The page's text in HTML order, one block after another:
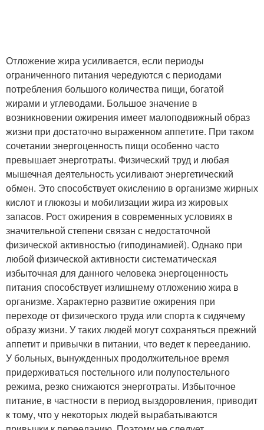
Отложение жира усиливается, если периоды
ограниченного питания чередуются с периодами
потребления большого количества пищи, богатой
жирами и углеводами. Большое значение в
возникновении ожирения имеет малоподвижный образ
жизни при достаточно выраженном аппетите. При таком
сочетании энергоценность пищи особенно часто
превышает энерготраты. Физический труд и любая
мышечная деятельность усиливают энергетический
обмен. Это способствует окислению в организме жирных
кислот и глюкозы и мобилизации жира из жировых
запасов. Рост ожирения в современных условиях в
значительной степени связан с недостаточной
физической активностью (гиподинамией). Однако при
любой физической активности систематическая
избыточная для данного человека энергоценность
питания способствует излишнему отложению жира в
организме. Характерно развитие ожирения при
переходе от физического труда или спорта к сидячему
образу жизни. У таких людей могут сохраняться прежний
аппетит и привычки в питании, что ведет к перееданию.
У больных, вынужденных продолжительное время
придерживаться постельного или полупостельного
режима, резко снижаются энерготраты. Избыточное
питание, в частности в период выздоровления, приводит
к тому, что у некоторых людей вырабатываются